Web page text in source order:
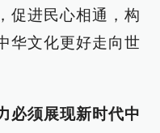
促进民心相通，构
华文化更好走向世
必须展现新时代中